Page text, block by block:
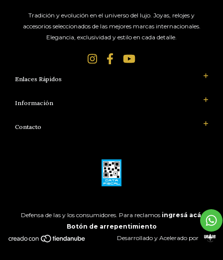
Tradición y evolución en el universo del lujo. Joyas, relojes y
accesorios seleccionados de las mejores marcas internacionales.
Elegancia, exclusividad y estilo en cada detalle.
Enlaces Rápidos
Información
Contacto
Defensa de las y los consumidores. Para reclamos ingresá acá.
Botón de arrepentimiento
Desarrollado y Acelerado por